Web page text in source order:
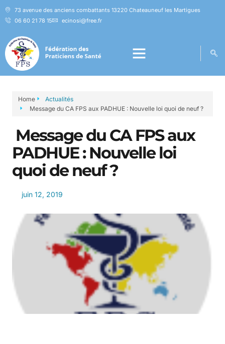
73 avenue des anciens combattants 13220 Chateauneuf les Martigues
06 60 21 78 15
ecinosi@free.fr
Home
Actualités
Message du CA FPS aux PADHUE : Nouvelle loi quoi de neuf ?
Message du CA FPS aux
PADHUE : Nouvelle loi
quoi de neuf ?
juin 12, 2019